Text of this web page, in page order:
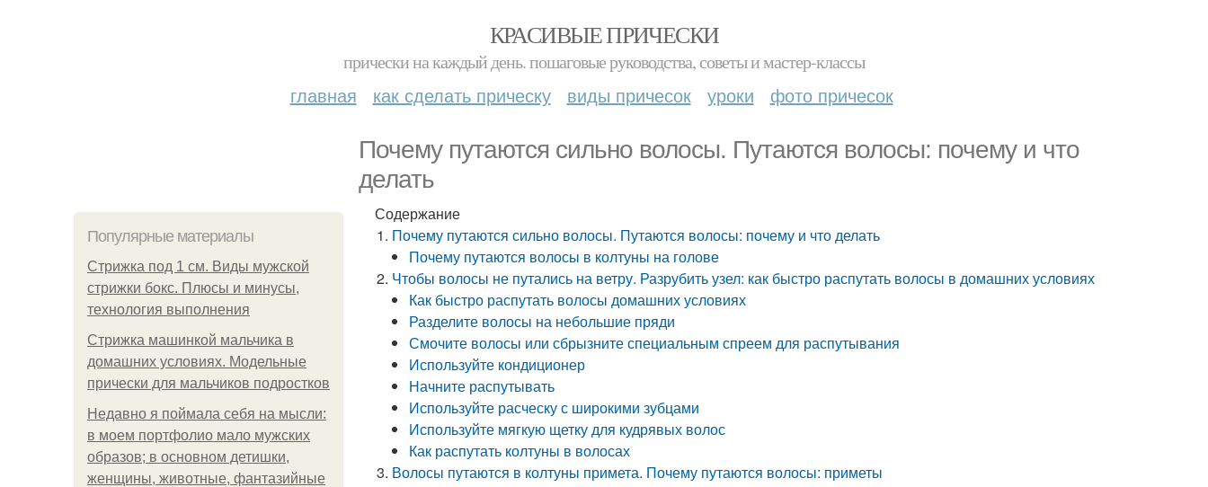
КРАСИВЫЕ ПРИЧЕСКИ
прически на каждый день. пошаговые руководства, советы и мастер-классы
главная как сделать прическу виды причесок уроки фото причесок
Почему путаются сильно волосы. Путаются волосы: почему и что
делать
Популярные материалы
Стрижка под 1 см. Виды мужской
стрижки бокс. Плюсы и минусы,
технология выполнения
Стрижка машинкой мальчика в
домашних условиях. Модельные
прически для мальчиков подростков
Недавно я поймала себя на мысли:
в моем портфолио мало мужских
образов; в основном детишки,
женщины, животные, фантазийные
Содержание
Почему путаются сильно волосы. Путаются волосы: почему и что делать
Почему путаются волосы в колтуны на голове
Чтобы волосы не путались на ветру. Разрубить узел: как быстро распутать волосы в домашних условиях
Как быстро распутать волосы домашних условиях
Разделите волосы на небольшие пряди
Смочите волосы или сбрызните специальным спреем для распутывания
Используйте кондиционер
Начните распутывать
Используйте расческу с широкими зубцами
Используйте мягкую щетку для кудрявых волос
Как распутать колтуны в волосах
Волосы путаются в колтуны примета. Почему путаются волосы: приметы